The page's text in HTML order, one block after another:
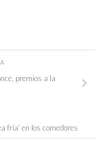
premios a la
fría’ en los comedores